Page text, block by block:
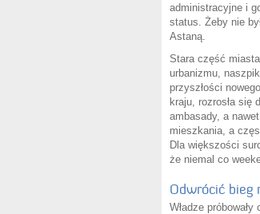
administracyjne i
status. Żeby nie
Astaną.
Stara część
urbanizmu,
przyszłości
kraju, rozrosła się
ambasady, a
mieszkania, a
Dla większości
że niemal co
Odwrócić bieg
Władze